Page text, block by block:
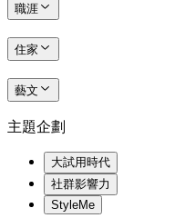
職涯
住家
藝文
主題企劃
大試用時代
社群影響力
StyleMe